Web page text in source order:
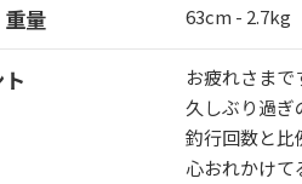
量 63cm - 2.7kg
お疲れさまで
久しぶり過ぎ
釣行回数と比
心おれかけて